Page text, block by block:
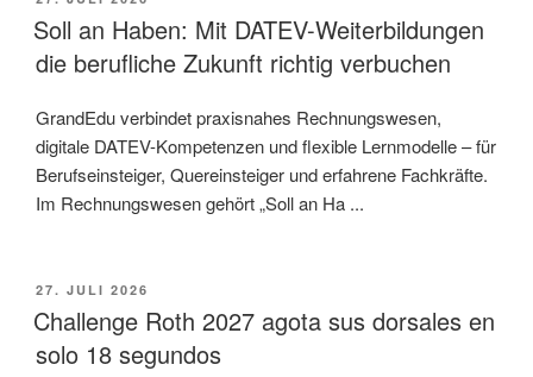
AM
Soll an Haben: Mit DATEV-Weiterbildungen
die berufliche Zukunft richtig verbuchen
GrandEdu verbindet praxisnahes Rechnungswesen,
digitale DATEV-Kompetenzen und flexible Lernmodelle – für
Berufseinsteiger, Quereinsteiger und erfahrene Fachkräfte.
Im Rechnungswesen gehört „Soll an Ha ...
VERÖFFENTLICHT
AM
27. JULI 2026
Challenge Roth 2027 agota sus dorsales en
solo 18 segundos